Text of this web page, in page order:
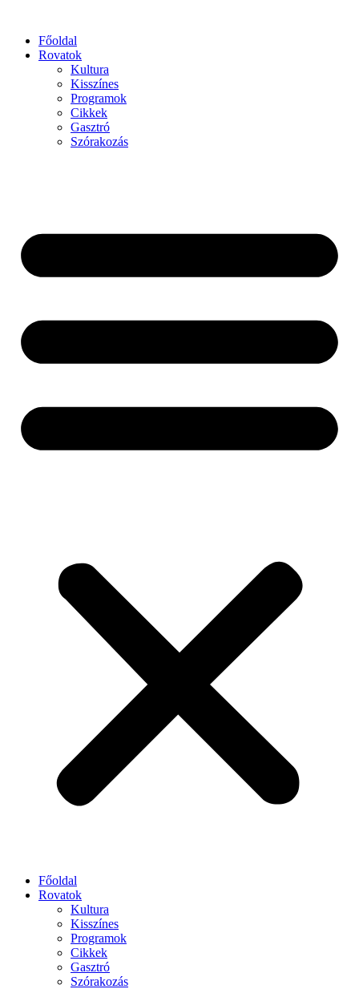
Főoldal
Rovatok
Kultura
Kisszínes
Programok
Cikkek
Gasztró
Szórakozás
Főoldal
Rovatok
Kultura
Kisszínes
Programok
Cikkek
Gasztró
Szórakozás